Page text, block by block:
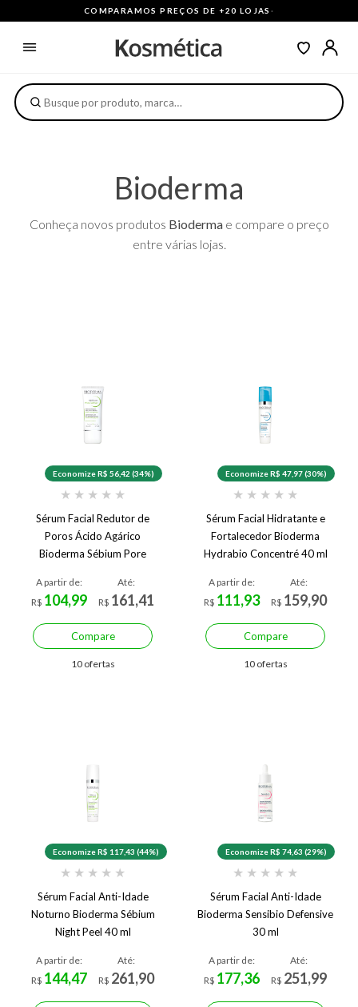
COMPARAMOS PREÇOS DE +20 LOJAS ·
Bioderma
Conheça novos produtos Biodermae compare o preço
entre várias lojas.
Economize R$ 56,42 (34%)
★ ★ ★ ★ ★
Sérum Facial Redutor de
Poros Ácido Agárico
Bioderma Sébium Pore
A partir de:
R$ 104,99
Até:
R$ 161,41
Compare
10 ofertas
Economize R$ 47,97 (30%)
★ ★ ★ ★ ★
Sérum Facial Hidratante e
Fortalecedor Bioderma
Hydrabio Concentré 40 ml
A partir de:
R$ 111,93
Até:
R$ 159,90
Compare
10 ofertas
Economize R$ 117,43 (44%)
★ ★ ★ ★ ★
Sérum Facial Anti-Idade
Noturno Bioderma Sébium
Night Peel 40 ml
A partir de:
R$ 144,47
Até:
R$ 261,90
Economize R$ 74,63 (29%)
★ ★ ★ ★ ★
Sérum Facial Anti-Idade
Bioderma Sensibio Defensive
30 ml
A partir de:
R$ 177,36
Até:
R$ 251,99